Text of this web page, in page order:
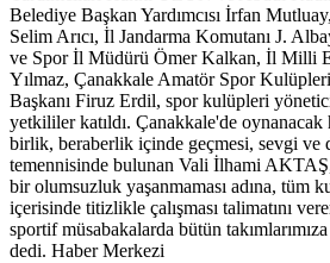
Belediye Başkan Yardımcısı İrfan
Selim Arıcı, İl Jandarma Komutanı J.
ve Spor İl Müdürü Ömer Kalkan, İl Milli
Yılmaz, Çanakkale Amatör Spor
Başkanı Firuz Erdil, spor kulüpleri
yetkililer katıldı. Çanakkale'de oynanacak
birlik, beraberlik içinde geçmesi, sevgi ve
temennisinde bulunan Vali İlhami
bir olumsuzluk yaşanmaması adına, tüm
içerisinde titizlikle çalışması talimatını
sportif müsabakalarda bütün
dedi. Haber Merkezi